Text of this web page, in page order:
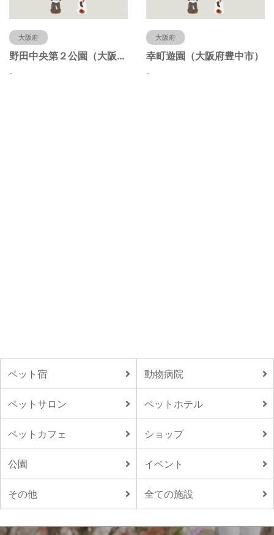
大阪府
野田中央第２公園（大阪府豊中市）
-
大阪府
幸町遊園（大阪府豊中市）
-
ペット宿 動物病院
ペットサロン ペットホテル
ペットカフェ ショップ
公園 イベント
その他 全ての施設